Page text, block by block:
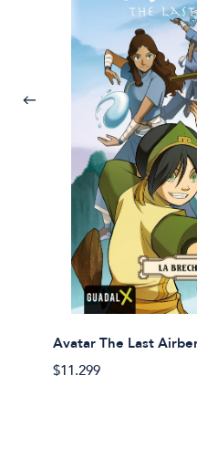
Avatar The Last
$11.299